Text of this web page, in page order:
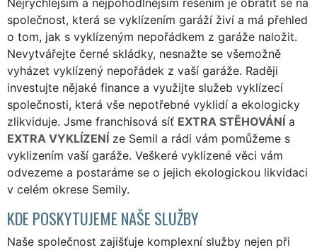
společnost, která se vyklízením garáží živí a má přehled
o tom, jak s vyklízeným nepořádkem z garáže naložit.
Nevytvářejte černé skládky, nesnažte se všemožně
vyházet vyklízený nepořádek z vaší garáže. Raději
investujte nějaké finance a využijte služeb vyklízecí
společnosti, která vše nepotřebné vyklidí a ekologicky
zlikviduje. Jsme franchisová síť EXTRA STĚHOVÁNÍ a
EXTRA VYKLÍZENÍ ze Semil a rádi vám pomůžeme s
vyklizením vaší garáže. Veškeré vyklizené věci vám
odvezeme a postaráme se o jejich ekologickou likvidaci
v celém okrese Semily.
KDE POSKYTUJEME NAŠE SLUŽBY
Naše společnost zajišťuje komplexní služby nejen při